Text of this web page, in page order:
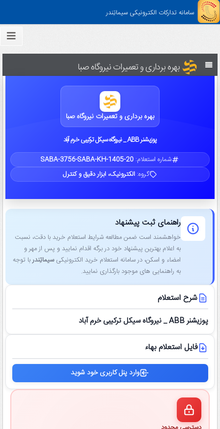
سامانه تدارکات الکترونیکی سیماتِندر
بهره برداری و تعمیرات نیروگاه صبا
بهره برداری و تعمیرات نیروگاه صبا
پوزیشنر ABB _ نیروگاه سیکل ترکیبی خرم آباد
شماره استعلام: SABA-3756-SABA-KH-1405-20
گروه: الکترونیک، ابزار دقیق و کنترل
راهنمای ثبت پیشنهاد
خواهشمند است ضمن مطالعه شرایط استعلام خرید با دقت، نسبت
به اعلام بهترین پیشنهاد خود در برگه اقدام نمایید و پس از مهر و
امضاء و اسکن، در سامانه استعلام خرید الکترونیکیسیماتِندربا توجه
به راهنمایی ‌های موجود بارگذاری نمایید.
شرح استعلام
پوزیشنر ABB _ نیروگاه سیکل ترکیبی خرم آباد
فایل استعلام بهاء
وارد پنل کاربری خود شوید